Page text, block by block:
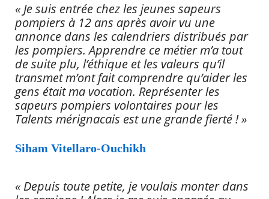
« Je suis entrée chez les jeunes sapeurs
pompiers à 12 ans après avoir vu une
annonce dans les calendriers distribués par
les pompiers. Apprendre ce métier m’a tout
de suite plu, l’éthique et les valeurs qu’il
transmet m’ont fait comprendre qu’aider les
gens était ma vocation. Représenter les
sapeurs pompiers volontaires pour les
Talents mérignacais est une grande fierté ! »
Siham Vitellaro-Ouchikh
« Depuis toute petite, je voulais monter dans